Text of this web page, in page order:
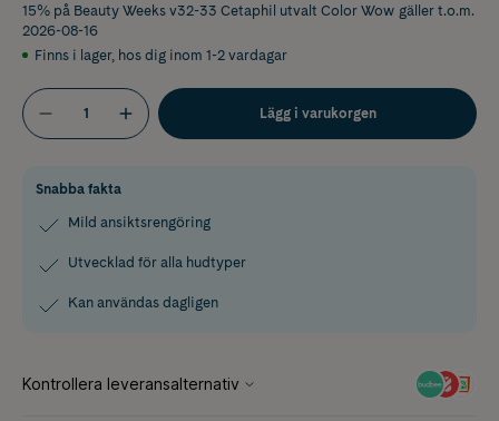
15% på Beauty Weeks v32-33 Cetaphil utvalt Color Wow gäller t.o.m.
2026-08-16
Finns i lager, hos dig inom 1-2 vardagar
Lägg i varukorgen
Snabba fakta
Mild ansiktsrengöring
Utvecklad för alla hudtyper
Kan användas dagligen